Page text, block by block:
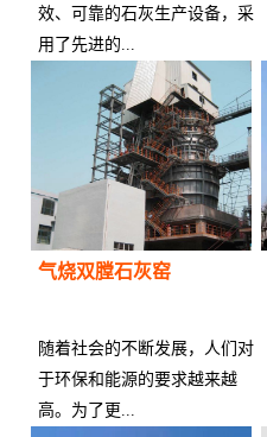
效、可靠的石灰生产设备，采
用了先进的...
气烧双膛石灰窑
随着社会的不断发展，人们对
于环保和能源的要求越来越
高。为了更...